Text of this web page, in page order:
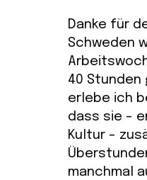
Danke für
Schweden
40
erlebe ich
dass sie –
Kultur –
manchmal